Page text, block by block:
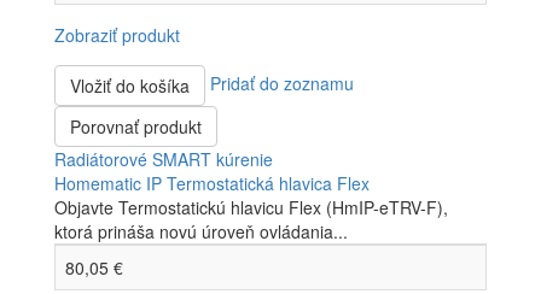
Zobraziť produkt
Vložiť do košíka
Pridať do zoznamu
Porovnať produkt
Radiátorové SMART kúrenie
Homematic IP Termostatická hlavica Flex
Objavte Termostatickú hlavicu Flex (HmIP-eTRV-F),
ktorá prináša novú úroveň ovládania...
80,05 €